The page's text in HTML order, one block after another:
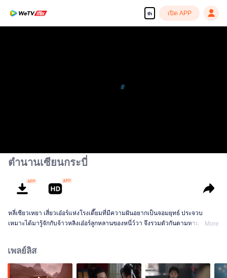
th เปิด APP
ตำนานเซียนกระบี่
หลี่เซียวเหยา เสี่ยวเอ๋อร์แห่งโรงเตี๊ยมที่มีความฝันอยากเป็นจอมยุทธ์ ประจวบ
เหมาะได้มารู้จักกับจ้าวหลิงเอ๋อร์ลูกหลานของหนี่ว์วา จึงรวมตัวกันตามหามุก
ๆ ที่มีความมุ่งมาดอย่างเดียวกัน พวกเขาฟันฝ่ากับความยากลำบากตามหามุก
วิญญาณ และทำลายแผนการชั่วร้ายอันน่าตกตะลึงของเจ้าลัทธิบูชาจันทร์ที่
วางแผนอย่างบ้าระห่ำจะทำลายล้างโลกันตร์ไปด้วยในคราวเดียว
More
เพลย์ลิส